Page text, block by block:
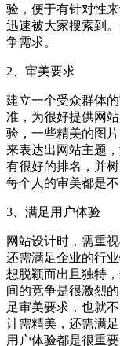
验，便于有针对性
迅速被大家搜索到
争需求。
2、审美要求
建立一个受众群体
准，为很好提供网
验，一些精美的图
来表达出网站主题
有很好的排名，并
每个人的审美都是
3、满足用户体验
网站设计时，需重
还需满足企业的行
想脱颖而出且独特
间的竞争是很激烈
足审美要求，也就
计需精美，还需满
用户体验都是很重